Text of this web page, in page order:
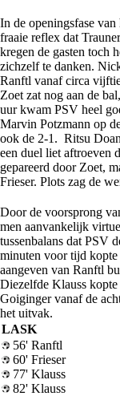
In de openingsfase
fraaie reflex dat
kregen de gasten toch
zichzelf te danken.
Ranftl vanaf circa
Zoet zat nog aan de
uur kwam PSV heel
Marvin Potzmann op
ook de 2-1. Ritsu
een duel liet aftroeven
gepareerd door Zoet,
Frieser. Plots zag de
Door de voorsprong
men aanvankelijk
tussenbalans dat PSV
minuten voor tijd
aangeven van Ranftl
Diezelfde Klauss
Goiginger vanaf de
het uitvak.
LASK
56' Ranftl
60' Frieser
77' Klauss
82' Klauss